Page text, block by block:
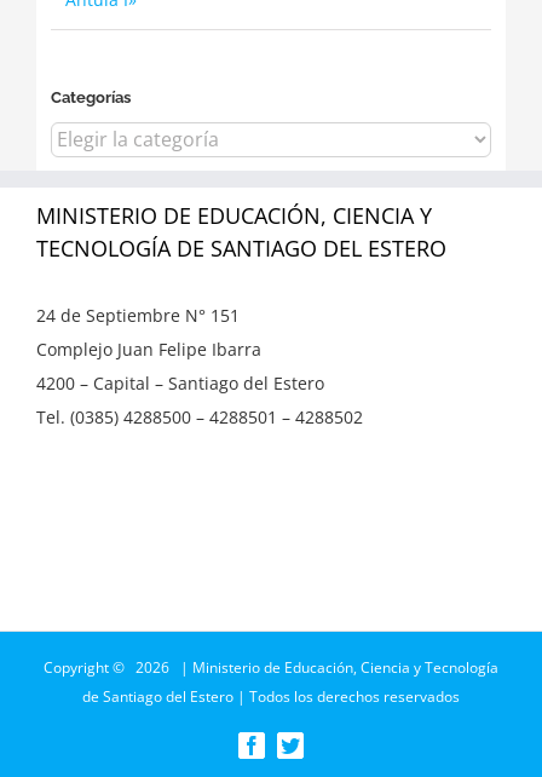
Categorías
Categorías
MINISTERIO DE EDUCACIÓN, CIENCIA Y
TECNOLOGÍA DE SANTIAGO DEL ESTERO
24 de Septiembre N° 151
Complejo Juan Felipe Ibarra
4200 – Capital – Santiago del Estero
Tel. (0385) 4288500 – 4288501 – 4288502
Copyright © 2026 | Ministerio de Educación, Ciencia y Tecnología
de Santiago del Estero | Todos los derechos reservados
Facebook
Twitter